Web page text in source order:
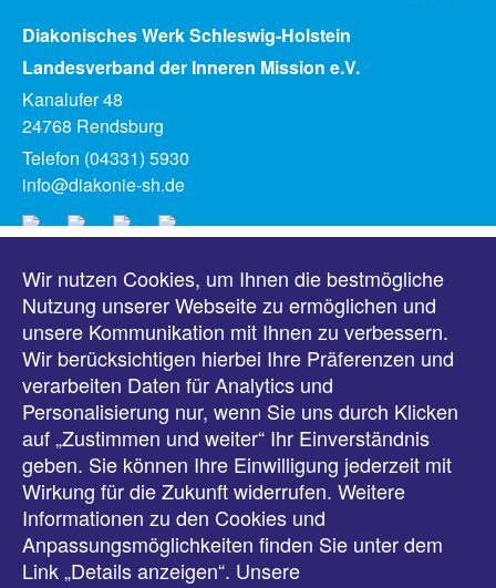
Diakonisches Werk Schleswig-Holstein
Landesverband der Inneren Mission e.V.
Kanalufer 48
24768 Rendsburg
Telefon (04331) 5930
info@diakonie-sh.de
Meldungen
Veranstaltungen
Downloads
Presse
Karriere
Kontakt
Wir nutzen Cookies, um Ihnen die bestmögliche
Nutzung unserer Webseite zu ermöglichen und
unsere Kommunikation mit Ihnen zu verbessern.
Wir berücksichtigen hierbei Ihre Präferenzen und
verarbeiten Daten für Analytics und
Personalisierung nur, wenn Sie uns durch Klicken
auf „Zustimmen und weiter“ Ihr Einverständnis
geben. Sie können Ihre Einwilligung jederzeit mit
Wirkung für die Zukunft widerrufen. Weitere
Informationen zu den Cookies und
Anpassungsmöglichkeiten finden Sie unter dem
Link „Details anzeigen“. Unsere